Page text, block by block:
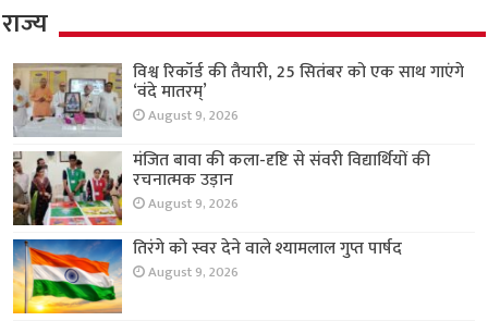
राज्य
विश्व रिकॉर्ड की तैयारी, 25 सितंबर को एक साथ गाएंगे
‘वंदे मातरम्’
August 9, 2026
मंजित बावा की कला-दृष्टि से संवरी विद्यार्थियों की
रचनात्मक उड़ान
August 9, 2026
तिरंगे को स्वर देने वाले श्यामलाल गुप्त पार्षद
August 9, 2026